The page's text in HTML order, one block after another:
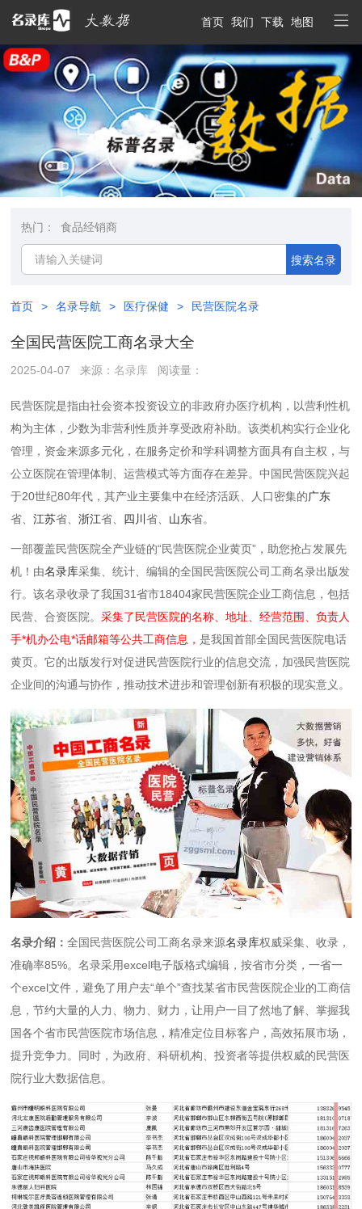
首页 我们 下载 地图
热门： 食品经销商
搜索名录
首页 > 名录导航 > 医疗保健 > 民营医院名录
全国民营医院工商名录大全
2025-04-07 来源：名录库 阅读量：
民营医院是指由社会资本投资设立的非政府办医疗机构，以营利性机
构为主体，少数为非营利性质并享受政府补助。该类机构实行企业化
管理，资金来源多元化，在服务定价和学科调整方面具有自主权，与
公立医院在管理体制、运营模式等方面存在差异。中国民营医院兴起
于20世纪80年代，其产业主要集中在经济活跃、人口密集的‌广东
省、江苏省、浙江省‌、 四川省、 山东省。
一部覆盖民营医院全产业链的“民营医院企业黄页”，助您抢占发展先
机！由名录库采集、统计、编辑的全国民营医院公司工商名录出版发
行。该名录收录了我国31省市18404家民营医院企业工商信息，包括
民营、合资医院。采集了民营医院的名称、地址、经营范围、负责人
手*机办公电*话邮箱等公共工商信息，是我国首部全国民营医院电话
黄页。它的出版发行对促进民营医院行业的信息交流，加强民营医院
企业间的沟通与协作，推动技术进步和管理创新有积极的现实意义。
名录介绍：全国民营医院公司工商名录来源名录库权威采集、收录，
准确率85%。名录采用excel电子版格式编辑，按省市分类，一省一
个excel文件，避免了用户去“单个”查找某省市民营医院企业的工商信
息，节约大量的人力、物力、财力，让用户一目了然地了解、掌握我
国各个省市民营医院市场信息，精准定位目标客户，高效拓展市场，
提升竞争力。同时，为政府、科研机构、投资者等提供权威的民营医
院行业大数据信息。